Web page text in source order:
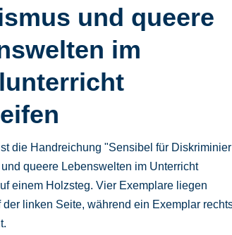
und queere
im